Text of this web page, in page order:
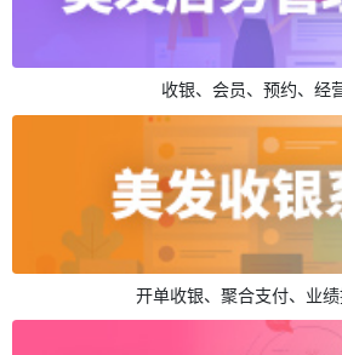
收银、会员、预约、经
开单收银、聚合支付、业